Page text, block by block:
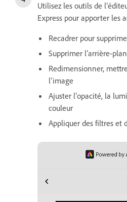
Utilisez les outils de
Express pour apporter les
Recadrer pour
Supprimer l’arrière-
Redimensionner,
l’image
Ajuster l’opacité, la
couleur
Appliquer des filtres et